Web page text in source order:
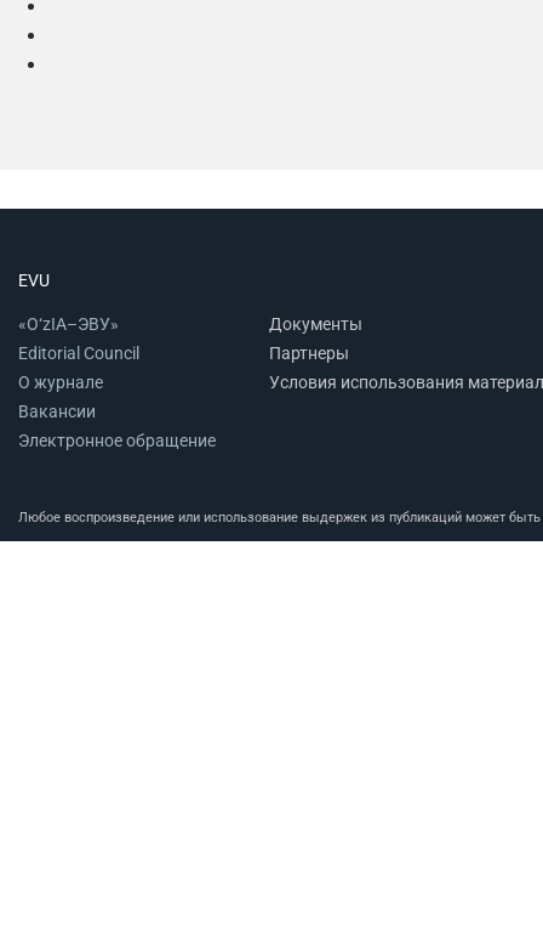
EVU
«O‘zIA–ЭВУ»
Editorial Council
О журнале
Вакансии
Электронное обращение
Документы
Партнеры
Условия использования
Любое воспроизведение или использование выдержек из публикаций может